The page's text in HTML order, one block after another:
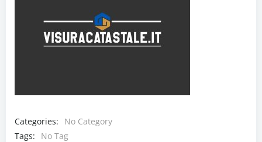
Categories:
No Category
Tags:
No Tag